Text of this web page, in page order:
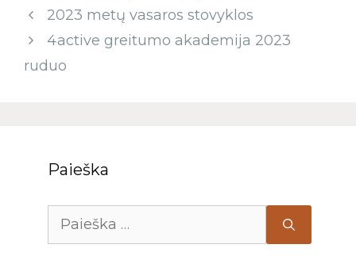
2023 metų vasaros stovyklos
4active greitumo akademija 2023
ruduo
Paieška